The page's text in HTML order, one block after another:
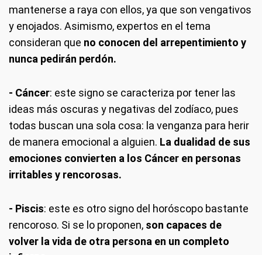
mantenerse a raya con ellos, ya que son vengativos
y enojados. Asimismo, expertos en el tema
consideran que no conocen del arrepentimiento y
nunca pedirán perdón.
- Cáncer: este signo se caracteriza por tener las
ideas más oscuras y negativas del zodíaco, pues
todas buscan una sola cosa: la venganza para herir
de manera emocional a alguien. La dualidad de sus
emociones convierten a los Cáncer en personas
irritables y rencorosas.
- Piscis: este es otro signo del horóscopo bastante
rencoroso. Si se lo proponen, son capaces de
volver la vida de otra persona en un completo